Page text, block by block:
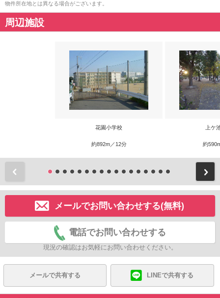
物件所在地とは異なる場合がございます。
周辺施設
花園小学校
約892m／12分
上ケ
約
メールでお問い合わせする(無料)
電話でお問い合わせする
現況の確認はお気軽にお問い合わせください。
メールで共有する LINEで共有する